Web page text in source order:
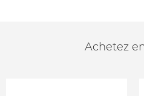
Achetez